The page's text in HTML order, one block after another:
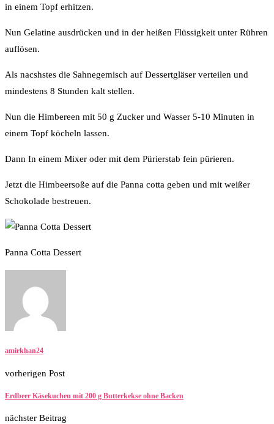
in einem Topf erhitzen.
Nun Gelatine ausdrücken und in der heißen Flüssigkeit unter Rühren
auflösen.
Als nacshstes die Sahnegemisch auf Dessertgläser verteilen und
mindestens 8 Stunden kalt stellen.
Nun die Himbereen mit 50 g Zucker und Wasser 5-10 Minuten in
einem Topf köcheln lassen.
Dann In einem Mixer oder mit dem Pürierstab fein pürieren.
Jetzt die Himbeersoße auf die Panna cotta geben und mit weißer
Schokolade bestreuen.
Panna Cotta Dessert
amirkhan24
vorherigen Post
Erdbeer Käsekuchen mit 200 g Butterkekse ohne Backen
nächster Beitrag